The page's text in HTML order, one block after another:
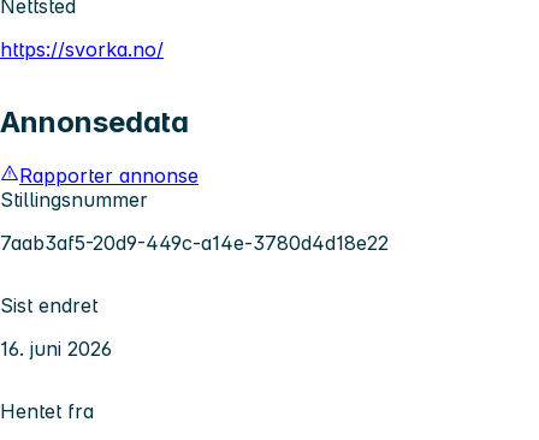
Nettsted
https://svorka.no/
Annonsedata
Rapporter annonse
Stillingsnummer
7aab3af5-20d9-449c-a14e-3780d4d18e22
Sist endret
16. juni 2026
Hentet fra